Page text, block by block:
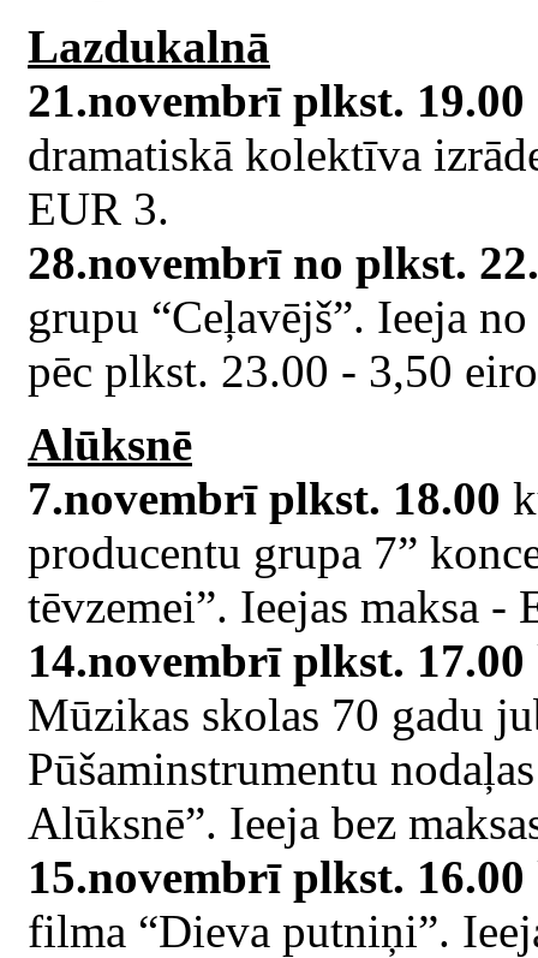
Lazdukalnā
21.novembrī plkst. 19.00
dramatiskā kolektīva
EUR 3.
28.novembrī no plkst.
grupu “Ceļavējš”. Ieeja
pēc plkst. 23.00 - 3,50
Alūksnē
7.novembrī plkst. 18.00
producentu grupa 7”
tēvzemei”. Ieejas maksa -
14.novembrī plkst. 17.00
Mūzikas skolas 70 gadu
Pūšaminstrumentu
Alūksnē”. Ieeja bez
15.novembrī plkst. 16.00
filma “Dieva putniņi”.